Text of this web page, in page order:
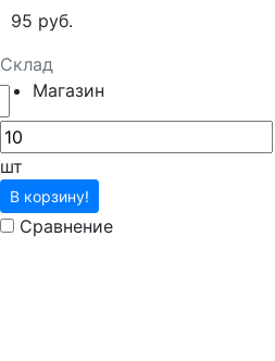
95 руб.
Склад
Магазин
шт
В корзину!
Сравнение